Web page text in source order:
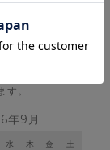
で即日発送。
。
。
年9月
水 木 金 土